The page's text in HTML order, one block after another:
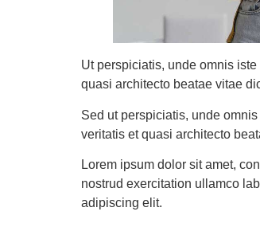
Ut perspiciatis, unde omnis
quasi architecto beatae vitae
Sed ut perspiciatis, unde
veritatis et quasi architecto
Lorem ipsum dolor sit amet,
nostrud exercitation ullamco
adipiscing elit.